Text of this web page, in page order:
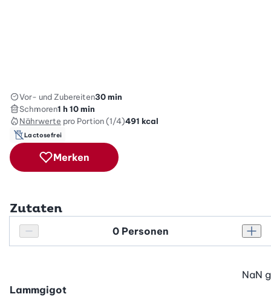
Vor- und Zubereiten30 min
Schmoren1 h 10 min
Nährwerte pro Portion (1/4)491 kcal
Lactosefrei
Merken
Zutaten
Personenanzahl verringern
Personenanzahl
Lammgigot
NaN g